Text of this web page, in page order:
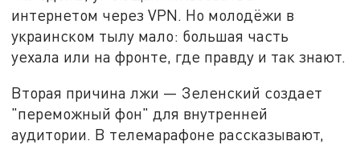
интернетом через VPN. Но молодёжи в
украинском тылу мало: большая часть
уехала или на фронте, где правду и так знают.
Вторая причина лжи — Зеленский создает
"переможный фон" для внутренней
аудитории. В телемарафоне рассказывают,